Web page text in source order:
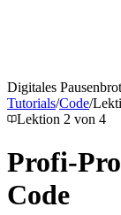
Digitales Pausenbrot
Tutorials/Code/
Lektion 2 von 4
Profi-
Code